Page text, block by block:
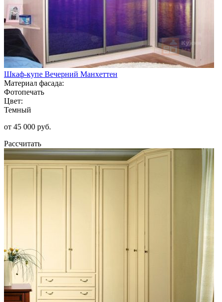
Шкаф-купе Вечерний Манхеттен
Материал фасада:
Фотопечать
Цвет:
Темный
от 45 000 руб.
Рассчитать